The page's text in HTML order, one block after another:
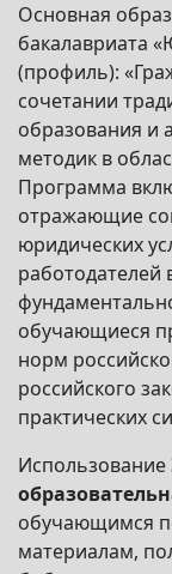
Основная
бакалавриата
(профиль):
сочетании
образования и
методик в
Программа
отражающие
юридических
работодателей
обучающиеся
норм
российского
практических
Использование
обучающимся
материалам,